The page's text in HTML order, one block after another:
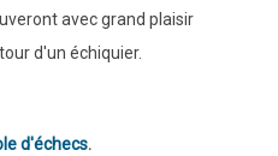
avec grand plaisir
d'un échiquier.
d'échecs.